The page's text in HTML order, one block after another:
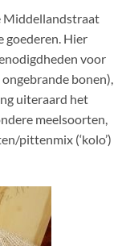
Middellandstraat
goederen. Hier
voor
bonen),
uiteraard het
meelsoorten,
pittenmix (‘kolo’)